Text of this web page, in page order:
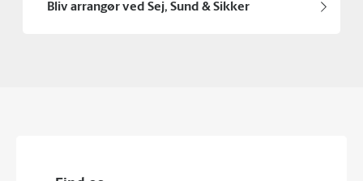
Bliv arrangør ved Sej, Sund & Sikker